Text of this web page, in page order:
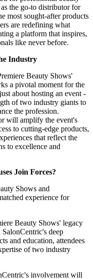
the go-to distributor for
most sought-after products
are redefining what
a platform that inspires,
like never before.
Industry
Beauty Shows'
a pivotal moment for the
about hosting an event -
of two industry giants to
the profession.
will amplify the event's
to cutting-edge products,
that reflect the
to excellence and
Join Forces?
Shows and
experience for
Beauty Shows' legacy
deep
and education, attendees
of two industry
involvement will